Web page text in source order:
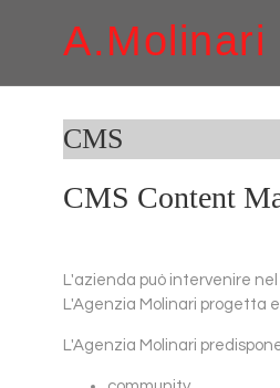
A.Molinari
CMS
CMS Content
L'azienda può intervenire
L'Agenzia Molinari progetta
L'Agenzia Molinari